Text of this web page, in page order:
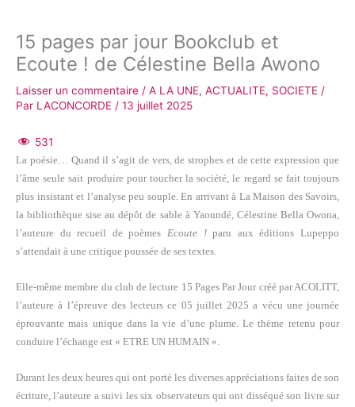
15 pages par jour Bookclub et
Ecoute ! de Célestine Bella Awono
Laisser un commentaire / A LA UNE, ACTUALITE, SOCIETE /
Par LACONCORDE / 13 juillet 2025
531
La poésie… Quand il s’agit de vers, de strophes et de cette expression que
l’âme seule sait produire pour toucher la société, le regard se fait toujours
plus insistant et l’analyse peu souple. En arrivant à La Maison des Savoirs,
la bibliothèque sise au dépôt de sable à Yaoundé, Célestine Bella Owona,
l’auteure du recueil de poèmes Ecoute !paru aux éditions Lupeppo
s’attendait à une critique poussée de ses textes.
Elle-même membre du club de lecture 15 Pages Par Jour créé par ACOLITT,
l’auteure à l’épreuve des lecteurs ce 05 juillet 2025 a vécu une journée
éprouvante mais unique dans la vie d’une plume. Le thème retenu pour
conduire l’échange est « ETRE UN HUMAIN ».
Durant les deux heures qui ont porté les diverses appréciations faites de son
écriture, l’auteure a suivi les six observateurs qui ont disséqué son livre sur